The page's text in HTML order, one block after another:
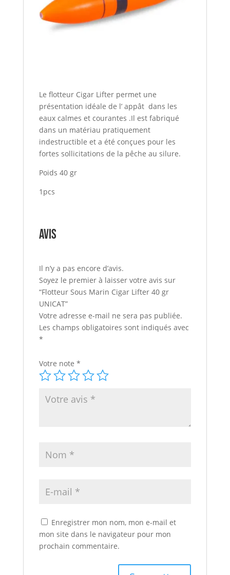
Le flotteur Cigar Lifter permet une
présentation idéale de l’ appât dans les
eaux calmes et courantes .Il est fabriqué
dans un matériau pratiquement
indestructible et a été conçues pour les
fortes sollicitations de la pêche au silure.
Poids 40 gr
1pcs
Avis
Il n’y a pas encore d’avis.
Soyez le premier à laisser votre avis sur
“Flotteur Sous Marin Cigar Lifter 40 gr
UNICAT”
Votre adresse e-mail ne sera pas publiée.
Les champs obligatoires sont indiqués avec
*
Votre note *
Enregistrer mon nom, mon e-mail et
mon site dans le navigateur pour mon
prochain commentaire.